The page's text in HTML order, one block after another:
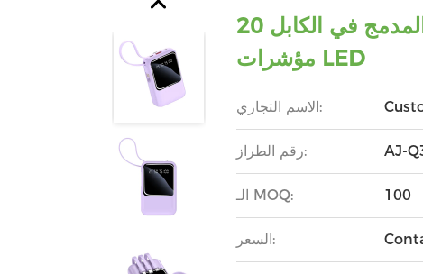
البنك الخارجي المدمج في الكابل 20W مع أضواء
مؤشرات LED
الاسم التجاري:
رقم الطراز: AJ-
الـ MOQ: 100
السعر: